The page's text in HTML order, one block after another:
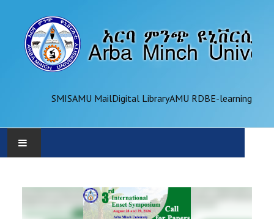
SMISAMU MailDigital LibraryAMU RDBE-learning
ADMINISTRATION